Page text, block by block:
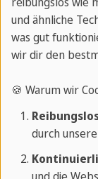
Imperativs
Der
Verbform, die
Anweisungen
Handlungen
und ähnliche
was gut
wir dir den
🍪 Warum wir
durch